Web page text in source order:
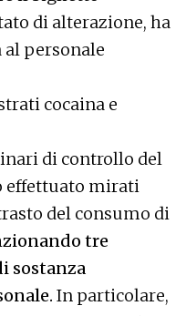
di alterazione, ha
personale
cocaina e
di controllo del
effettuato mirati
del consumo di
tre
sostanza
In particolare,